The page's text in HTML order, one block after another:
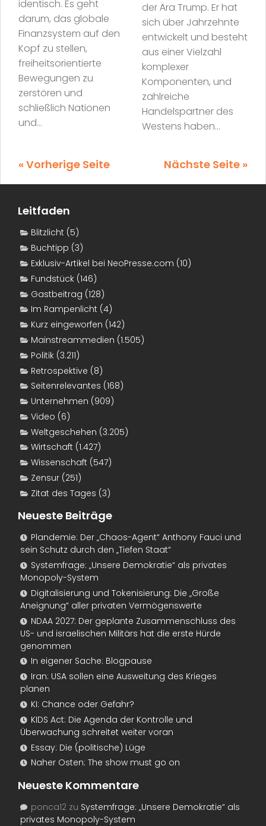
identisch. Es geht
darum, das globale
Finanzsystem auf den
Kopf zu stellen,
freiheitsorientierte
Bewegungen zu
zerstören und
schließlich Nationen
und...
der Ära Trump. Er hat
sich über Jahrzehnte
entwickelt und besteht
aus einer Vielzahl
komplexer
Komponenten, und
zahlreiche
Handelspartner des
Westens haben...
« Vorherige Seite Nächste Seite »
Leitfaden
Blitzlicht (5)
Buchtipp (3)
Exklusiv-Artikel bei NeoPresse.com (10)
Fundstück (146)
Gastbeitrag (128)
Im Rampenlicht (4)
Kurz eingeworfen (142)
Mainstreammedien (1.505)
Politik (3.211)
Retrospektive (8)
Seitenrelevantes (168)
Unternehmen (909)
Video (6)
Weltgeschehen (3.205)
Wirtschaft (1.427)
Wissenschaft (547)
Zensur (251)
Zitat des Tages (3)
Neueste Beiträge
Plandemie: Der „Chaos-Agent“ Anthony Fauci und
sein Schutz durch den „Tiefen Staat“
Systemfrage: „Unsere Demokratie“ als privates
Monopoly-System
Digitalisierung und Tokenisierung: Die „Große
Aneignung“ aller privaten Vermögenswerte
NDAA 2027: Der geplante Zusammenschluss des
US- und israelischen Militärs hat die erste Hürde
genommen
In eigener Sache: Blogpause
Iran: USA sollen eine Ausweitung des Krieges
planen
KI: Chance oder Gefahr?
KIDS Act: Die Agenda der Kontrolle und
Überwachung schreitet weiter voran
Essay: Die (politische) Lüge
Naher Osten: The show must go on
Neueste Kommentare
ponca12 zu Systemfrage: „Unsere Demokratie“ als
privates Monopoly-System